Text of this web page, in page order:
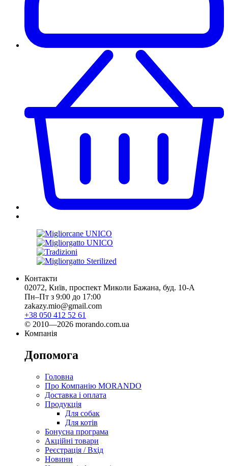
Контакти
02072, Київ, проспект Миколи Бажана, буд. 10-А
Пн–Пт з 9:00 до 17:00
zakazy.mio@gmail.com
+38 050 412 52 61
© 2010—2026 morando.com.ua
Компанія
Допомога
Головна
Про Компанію MORANDO
Доставка і оплата
Продукція
Для собак
Для котів
Бонусна програма
Акційні товари
Реєстрація / Вхід
Новини